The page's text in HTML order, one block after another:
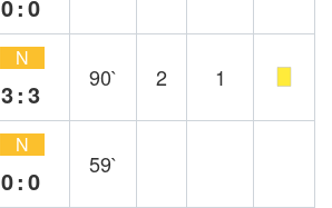
0:0
N
3:3
90` 2 1
N
0:0
59`